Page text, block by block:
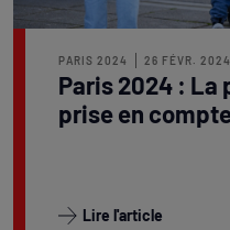
Paris 2024 :
prise en
PARIS 2024 26 FÉVR. 2024
Lire l'article